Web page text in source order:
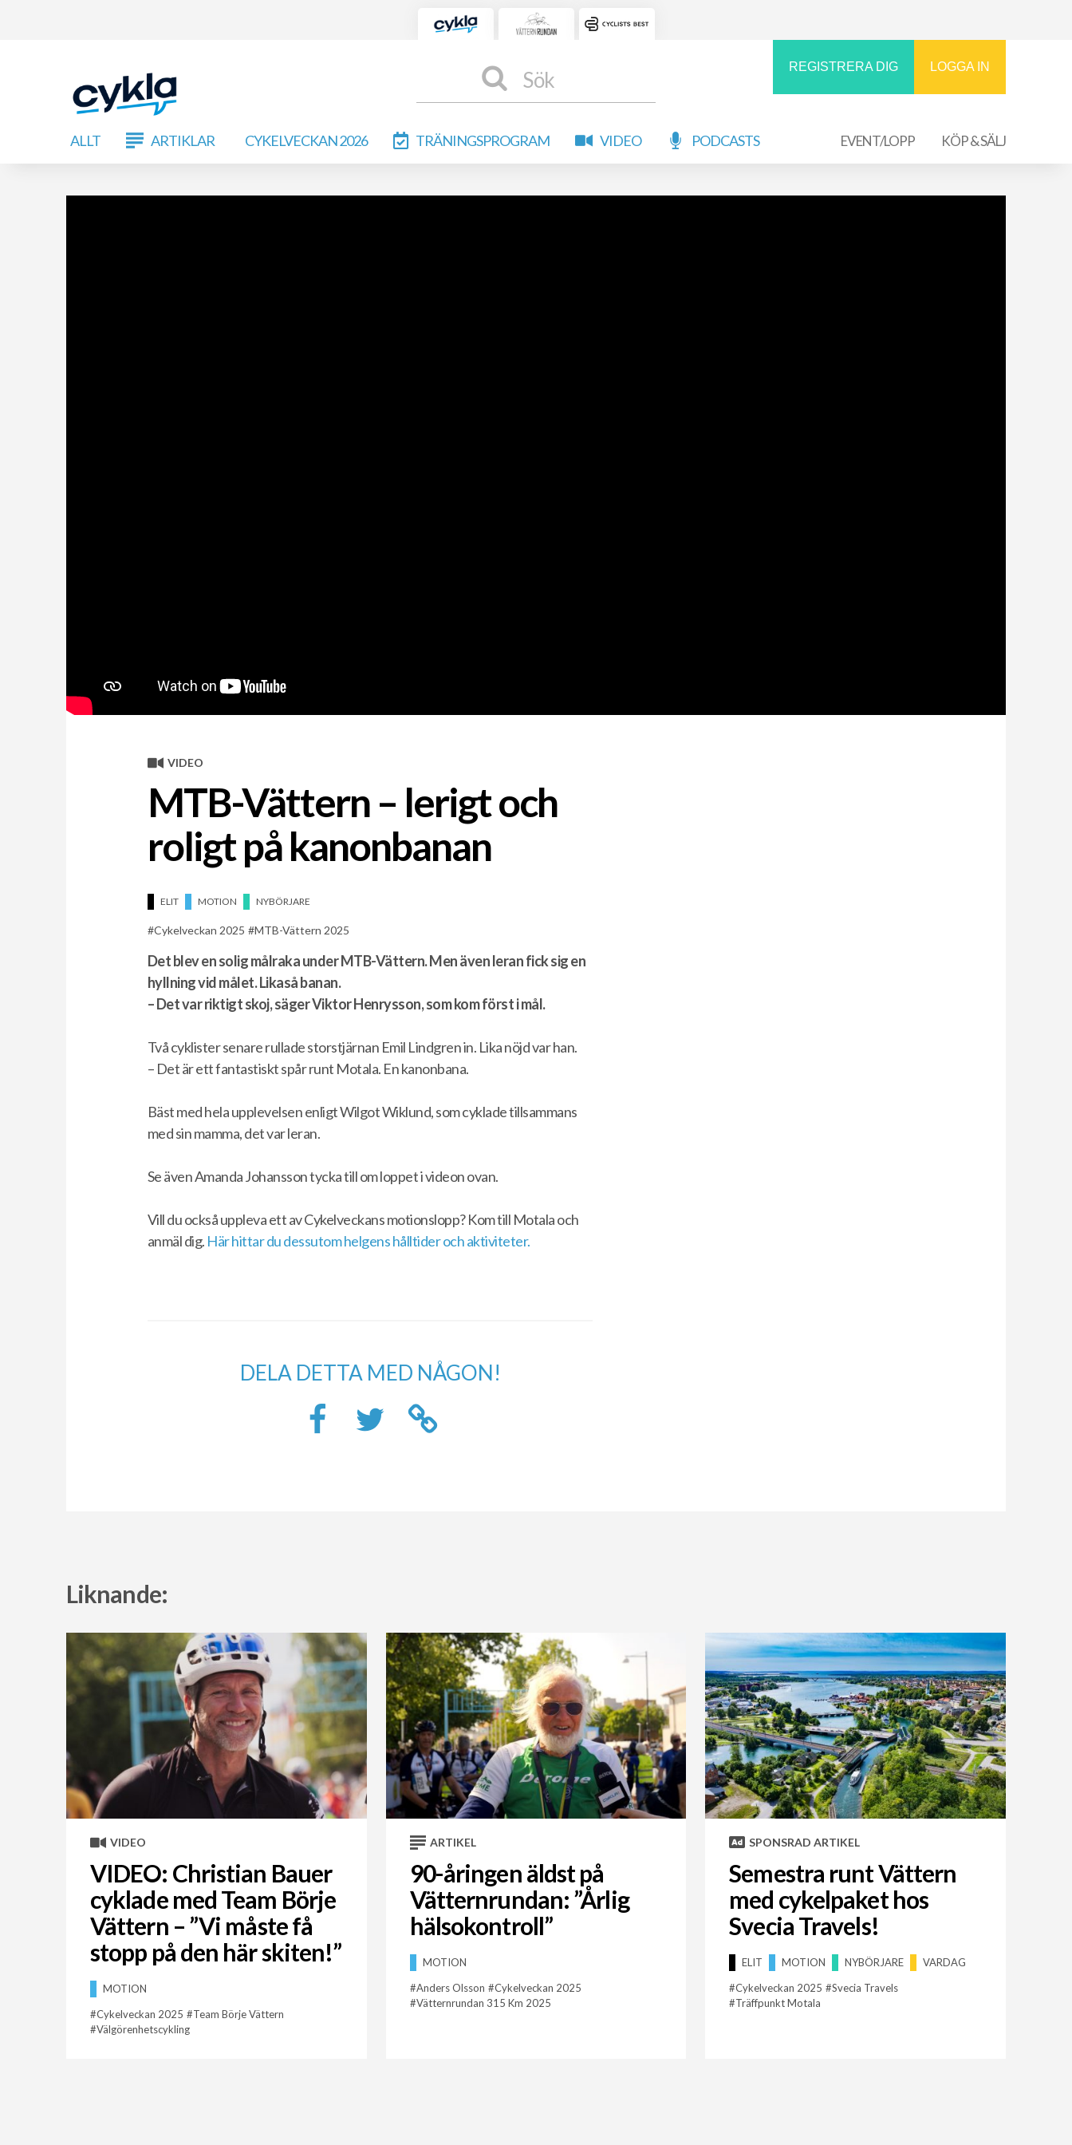
Sök
REGISTRERA DIG LOGGA IN
ALLT ARTIKLAR CYKELVECKAN 2026 TRÄNINGSPROGRAM VIDEO PODCASTS EVENT/LOPP KÖP & SÄLJ
VIDEO
MTB-Vättern – lerigt och
roligt på kanonbanan
ELIT MOTION NYBÖRJARE
Cykelveckan 2025 MTB-Vättern 2025
Det blev en solig målraka under MTB-Vättern. Men även leran fick sig en
hyllning vid målet. Likaså banan.
– Det var riktigt skoj, säger Viktor Henrysson, som kom först i mål.
Två cyklister senare rullade storstjärnan Emil Lindgren in. Lika nöjd var han.
– Det är ett fantastiskt spår runt Motala. En kanonbana.
Bäst med hela upplevelsen enligt Wilgot Wiklund, som cyklade tillsammans
med sin mamma, det var leran.
Se även Amanda Johansson tycka till om loppet i videon ovan.
Vill du också uppleva ett av Cykelveckans motionslopp? Kom till Motala och
anmäl dig. Här hittar du dessutom helgens hålltider och aktiviteter.
DELA DETTA MED NÅGON!
Liknande:
VIDEO
VIDEO: Christian Bauer
cyklade med Team Börje
Vättern – ”Vi måste få
stopp på den här skiten!”
MOTION
Cykelveckan 2025
Team Börje Vättern
Välgörenhetscykling
ARTIKEL
90-åringen äldst på
Vätternrundan: ”Årlig
hälsokontroll”
MOTION
Anders Olsson
Cykelveckan 2025
Vätternrundan 315 Km 2025
SPONSRAD ARTIKEL
Semestra runt Vättern
med cykelpaket hos
Svecia Travels!
ELIT MOTION NYBÖRJARE
VARDAG
Cykelveckan 2025
Svecia Travels
Träffpunkt Motala